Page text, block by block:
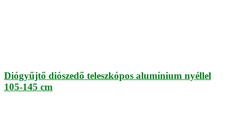
Diógyűjtő diószedő teleszkópos alumínium nyéllel
105-145 cm